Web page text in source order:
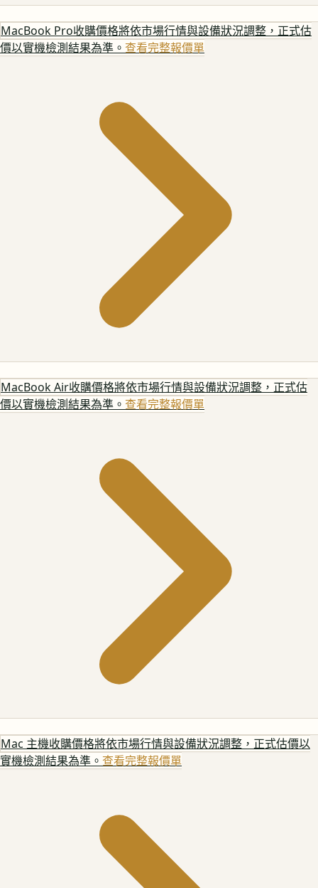
MacBook Pro收購價格將依市場行情與設備狀況調整，正式估
價以實機檢測結果為準。 查看完整報價單
MacBook Air收購價格將依市場行情與設備狀況調整，正式估
價以實機檢測結果為準。 查看完整報價單
Mac 主機收購價格將依市場行情與設備狀況調整，正式估價以
實機檢測結果為準。 查看完整報價單